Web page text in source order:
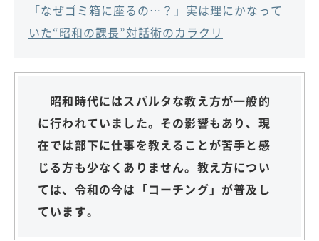
「なぜゴミ箱に座るの…？」実は理にかなって
いた“昭和の課長”対話術のカラクリ
昭和時代にはスパルタな教え方が一般的
に行われていました。その影響もあり、現
在では部下に仕事を教えることが苦手と感
じる方も少なくありません。教え方につい
ては、令和の今は「コーチング」が普及し
ています。